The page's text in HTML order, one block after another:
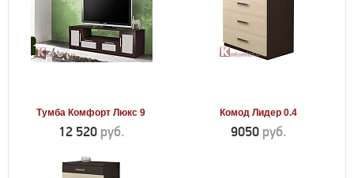
Тумба Комфорт Люкс 9
12 520 руб.
Комод Лидер 0.4
9050 руб.